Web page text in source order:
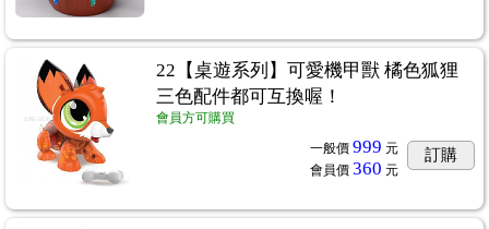
22【桌遊系列】可愛機甲獸 橘色狐狸
三色配件都可互換喔！
會員方可購買
一般價 999 元
會員價 360 元
訂購